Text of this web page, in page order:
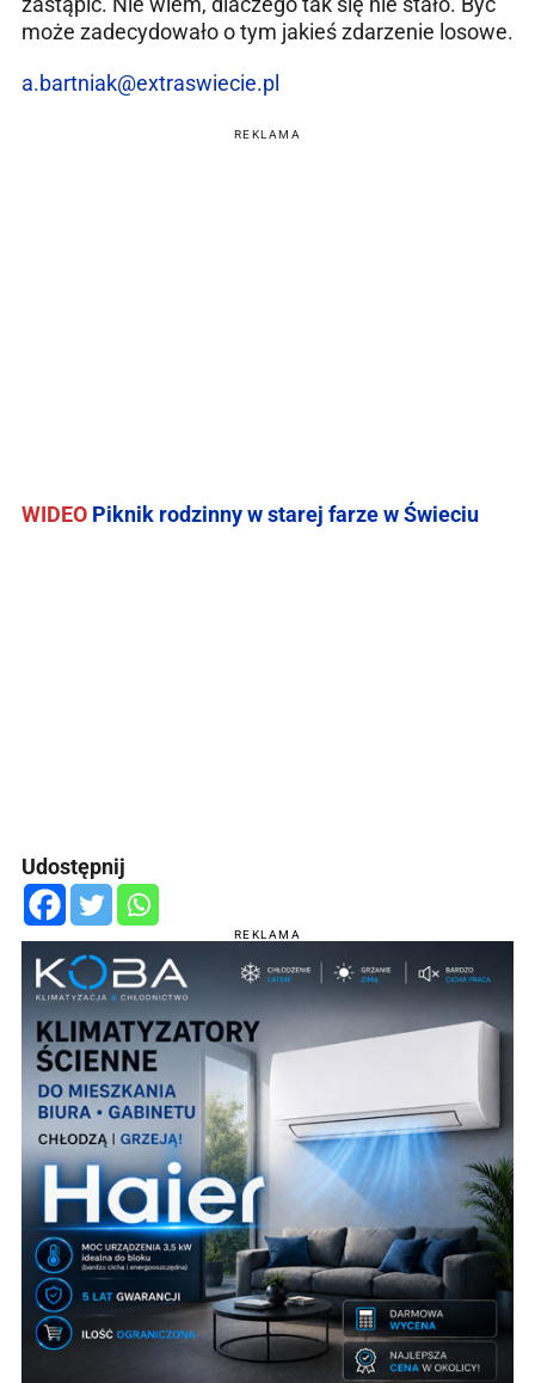
może zadecydowało o tym jakieś zdarzenie losowe.
a.bartniak@extraswiecie.pl
REKLAMA
WIDEO Piknik rodzinny w starej farze w Świeciu
Udostępnij
REKLAMA